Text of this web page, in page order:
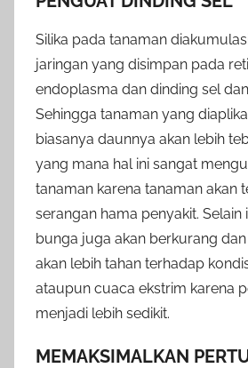
Silika pada tanaman
jaringan yang disimpan pada
endoplasma dan dinding sel
Sehingga tanaman yang
biasanya daunnya akan lebih
yang mana hal ini sangat
tanaman karena tanaman akan
serangan hama penyakit.
bunga juga akan berkurang
akan lebih tahan terhadap
ataupun cuaca ekstrim karena
menjadi lebih sedikit.
MEMAKSIMALKAN